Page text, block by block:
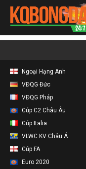
Ngoại Hạng Anh
VĐQG Đức
VĐQG Pháp
Cúp C2 Châu Âu
Cúp Italia
VLWC KV Châu Á
Cúp FA
Euro 2020